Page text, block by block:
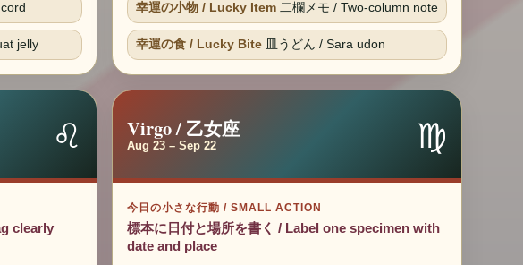
jelly
幸運の小物 / Lucky Item二欄メモ / Two-column note
幸運の食 / Lucky Bite皿うどん / Sara udon
♌
clearly
Virgo / 乙女座
Aug 23 – Sep 22 ♍
今日の小さな行動 / SMALL ACTION
標本に日付と場所を書く / Label one specimen with
date and place